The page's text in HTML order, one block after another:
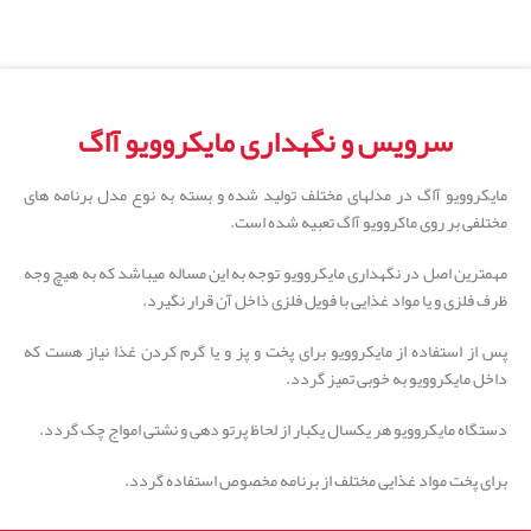
سرویس و نگهداری مایکروویو آاگ
مایکروویو آاگ در مدلهای مختلف تولید شده و بسته به نوع مدل برنامه های
مختلفی بر روی ماکروویو آاگ تعبیه شده است.
مهمترین اصل در نگهداری مایکروویو توجه به این مساله میباشد که به هیچ وجه
ظرف فلزی و یا مواد غذایی با فویل فلزی ذاخل آن قرار نگیرد.
پس از استفاده از مایکروویو برای پخت و پز و یا گرم کردن غذا نیاز هست که
داخل مایکروویو به خوبی تمیز گردد.
دستگاه مایکروویو هر یکسال یکبار از لحاظ پرتو دهی و نشتی امواج چک گردد.
برای پخت مواد غذایی مختلف از برنامه مخصوص استفاده گردد.